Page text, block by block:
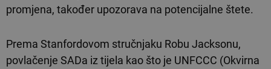
promjena, također upozorava na potencijalne štete.
Prema Stanfordovom stručnjaku Robu Jacksonu,
povlačenje SADa iz tijela kao što je UNFCCC (Okvirna